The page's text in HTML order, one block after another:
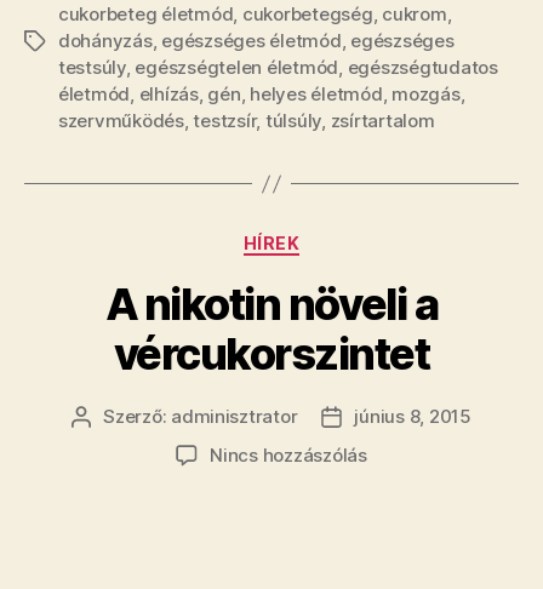
Címkék
cukorbeteg életmód, cukorbetegség, cukrom,
dohányzás, egészséges életmód, egészséges
testsúly, egészségtelen életmód, egészségtudatos
életmód, elhízás, gén, helyes életmód, mozgás,
szervműködés,testzsír, túlsúly, zsírtartalom
Kategóriák
HÍREK
A nikotin növeli a
vércukorszintet
Bejegyzés
Szerző: adminisztrator
Bejegyzés
dátuma
június 8, 2015
Nincs hozzászólása(z)